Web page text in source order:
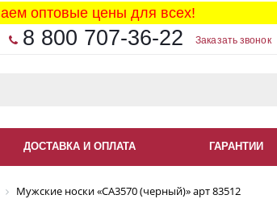
оптовые цены для всех!
8 800 707-36-22 Заказать звонок
ДОСТАВКА И ОПЛАТА ГАРАНТИИ
Мужские носки «СА3570 (черный)» арт 83512